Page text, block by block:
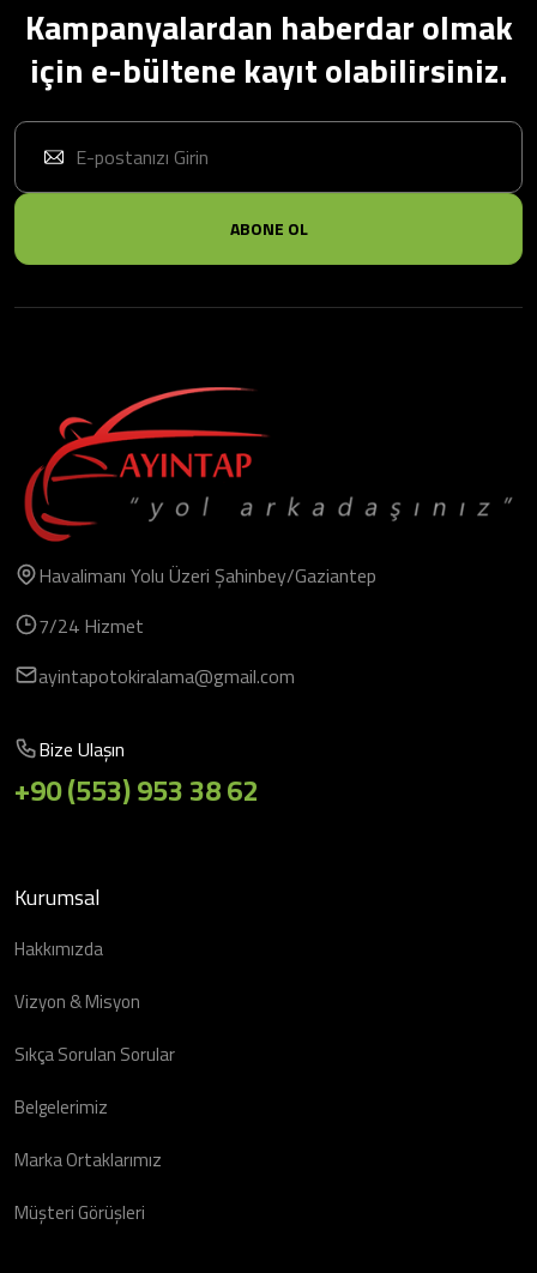
Kampanyalardan haberdar olmak
için e-bültene kayıt olabilirsiniz.
ABONE OL
Havalimanı Yolu Üzeri Şahinbey/Gaziantep
7/24 Hizmet
ayintapotokiralama@gmail.com
Bize Ulaşın
+90 (553) 953 38 62
Kurumsal
Hakkımızda
Vizyon & Misyon
Sıkça Sorulan Sorular
Belgelerimiz
Marka Ortaklarımız
Müşteri Görüşleri